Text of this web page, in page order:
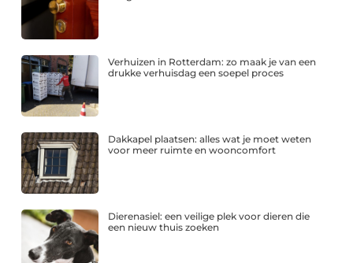
Verhuizen in Rotterdam: zo maak je van een
drukke verhuisdag een soepel proces
Dakkapel plaatsen: alles wat je moet weten
voor meer ruimte en wooncomfort
Dierenasiel: een veilige plek voor dieren die
een nieuw thuis zoeken